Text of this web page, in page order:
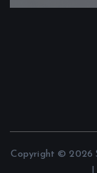
Copyright © 2026